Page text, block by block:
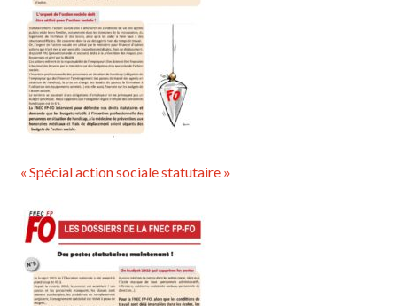
« Spécial action sociale statutaire »